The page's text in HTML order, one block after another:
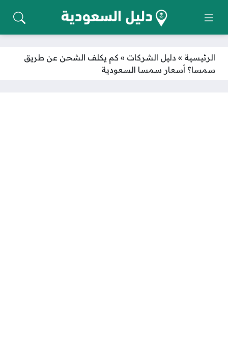
الرئيسية » دليل الشركات » كم يكلف الشحن عن طريق
سمسا؟ أسعار سمسا السعودية